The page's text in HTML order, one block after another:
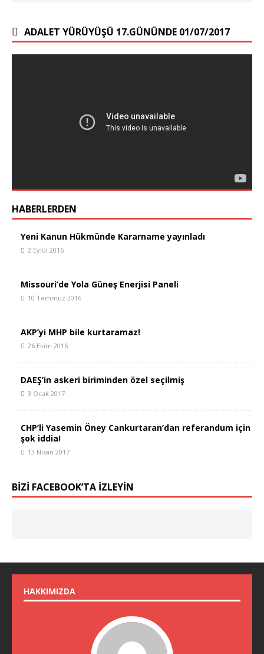
ADALET YÜRÜYÜŞÜ 17.GÜNÜNDE 01/07/2017
HABERLERDEN
Yeni Kanun Hükmünde Kararname yayınladı
2 Eylül 2016
Missouri’de Yola Güneş Enerjisi Paneli
10 Temmuz 2016
AKP’yi MHP bile kurtaramaz!
26 Ekim 2016
DAEŞ’in askeri biriminden özel seçilmiş
3 Ocak 2017
CHP’li Yasemin Öney Cankurtaran’dan referandum için
şok iddia!
13 Nisan 2017
BIZI FACEBOOK’TA İZLEYIN
HAKKIMIZDA